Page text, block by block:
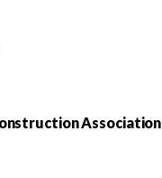
Association